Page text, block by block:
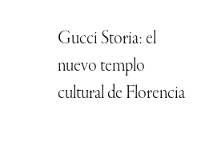
Gucci Storia: el
nuevo templo
cultural de Florencia